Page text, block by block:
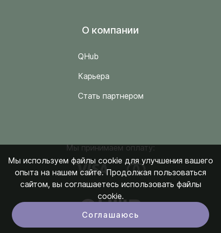
O компании
QHub
Карьера
Стать партнером
Мы принимаем оплату:
Мы используем файлы cookie для улучшения вашего
опыта на нашем сайте. Продолжая пользоваться
сайтом, вы соглашаетесь использовать файлы
cookie.
Соглашаюсь